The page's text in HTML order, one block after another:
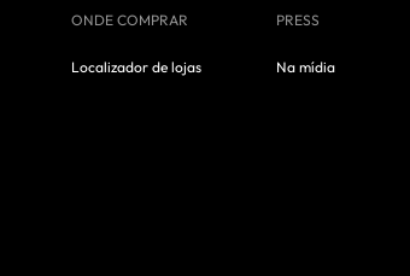
ONDE COMPRAR
Localizador de lojas
PRESS
Na mídia